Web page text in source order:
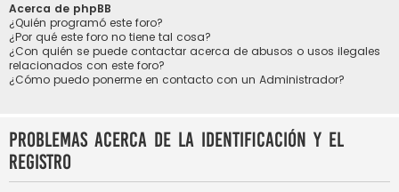
Acerca de phpBB
¿Quién programó este foro?
¿Por qué este foro no tiene tal cosa?
¿Con quién se puede contactar acerca de abusos o usos ilegales
relacionados con este foro?
¿Cómo puedo ponerme en contacto con un Administrador?
Problemas acerca de la identificación y el
registro